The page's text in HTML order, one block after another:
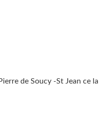
de Soucy -St Jean ce la